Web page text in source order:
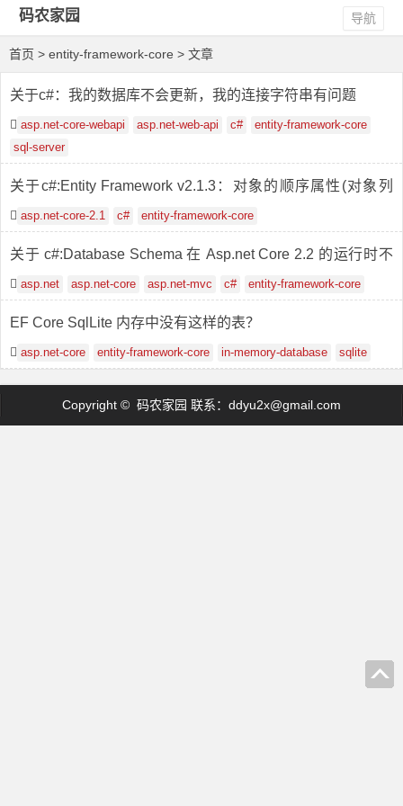
码农家园 导航
首页 > entity-framework-core > 文章
关于c#：我的数据库不会更新，我的连接字符串有问题
asp.net-core-webapi asp.net-web-api c#
entity-framework-core
sql-server
关于c#:Entity Framework v2.1.3：对象的顺序属性(对象列
表)asp.net-core-2.1 c# entity-framework-core
关于 c#:Database Schema 在 Asp.net Core 2.2 的运行时不
变asp.net asp.net-core asp.net-mvc c# entity-framework-core
EF Core SqlLite 内存中没有这样的表？
asp.net-core entity-framework-core in-memory-database sqlite
Copyright © 码农家园 联系： ddyu2x@gmail.com